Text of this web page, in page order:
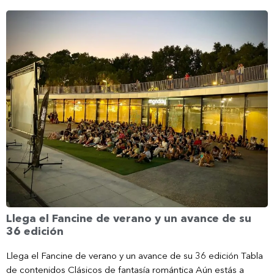
Llega el Fancine de verano y un avance de su
36 edición
Llega el Fancine de verano y un avance de su 36 edición Tabla
de contenidos Clásicos de fantasía romántica Aún estás a